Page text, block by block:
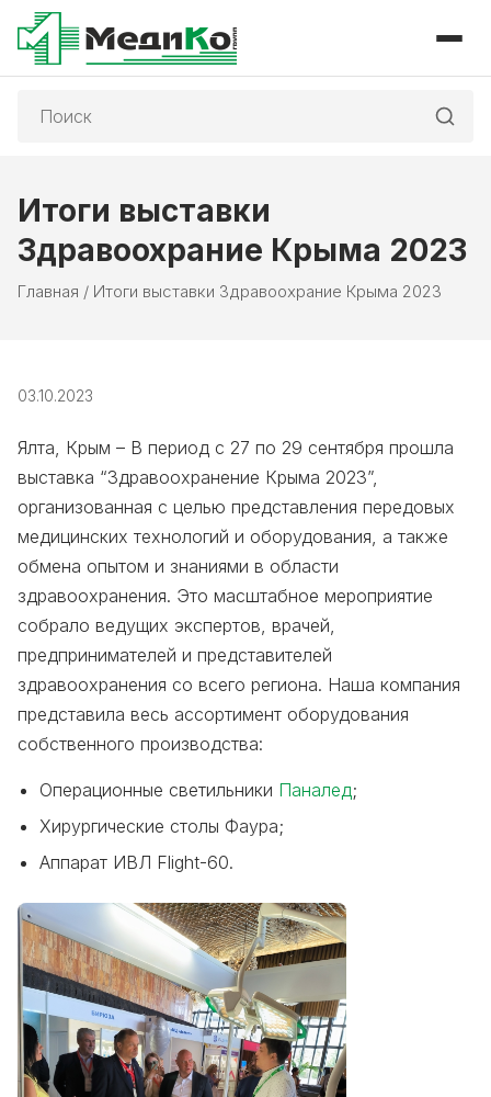
Итоги выставки
Здравоохрание Крыма 2023
Главная / Итоги выставки Здравоохрание Крыма 2023
03.10.2023
Ялта, Крым – В период с 27 по 29 сентября прошла
выставка “Здравоохранение Крыма 2023”,
организованная с целью представления передовых
медицинских технологий и оборудования, а также
обмена опытом и знаниями в области
здравоохранения. Это масштабное мероприятие
собрало ведущих экспертов, врачей,
предпринимателей и представителей
здравоохранения со всего региона. Наша компания
представила весь ассортимент оборудования
собственного производства:
Операционные светильники Паналед;
Хирургические столы Фаура;
Аппарат ИВЛ Flight-60.